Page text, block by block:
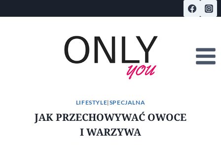
do
LIFESTYLE|SPECJALNA
JAK PRZECHOWYWAĆ OWOCE
I WARZYWA